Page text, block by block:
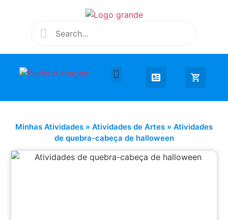
Minhas Atividades » Atividades de Artes » Atividades
de quebra-cabeça de halloween